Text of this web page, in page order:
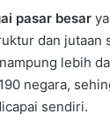
pasar besar
dan jutaan
lebih
negara,
sendiri.